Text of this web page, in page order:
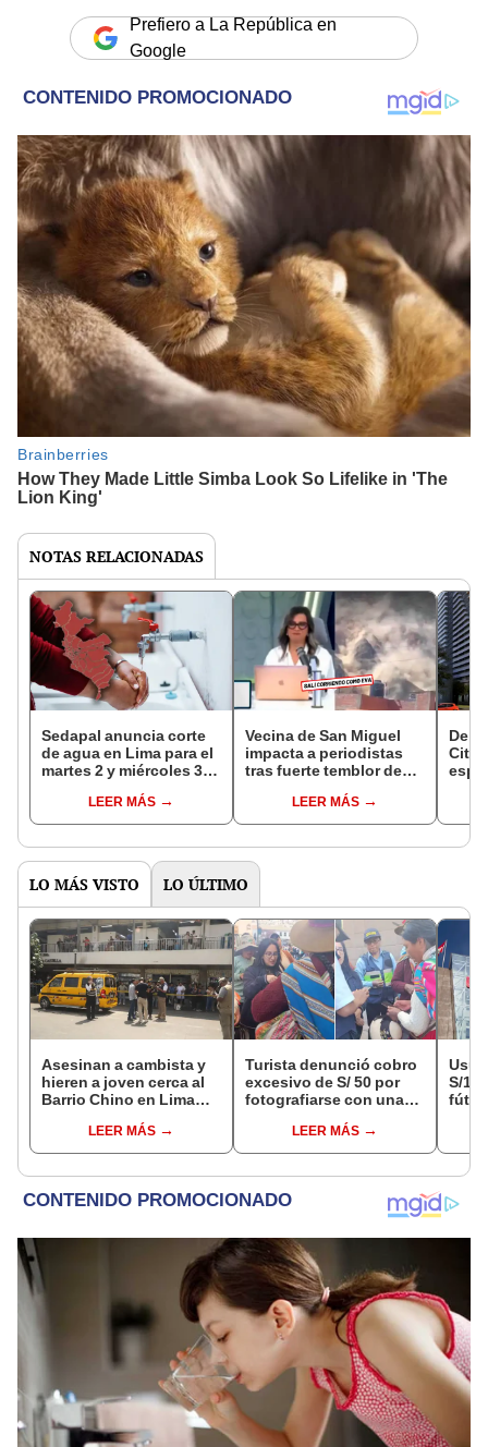
Prefiero a La República en
Google
NOTAS RELACIONADAS
Sedapal anuncia corte
de agua en Lima para el
martes 2 y miércoles 3
de distritos, horarios y
zonas afectadas
LEER MÁS
Vecina de San Miguel
impacta a periodistas
tras fuerte temblor de
y salí corriendo como
Eva"
LEER MÁS
De
City
LO MÁS VISTO LO ÚLTIMO
Asesinan a cambista y
hieren a joven cerca al
Barrio Chino en Lima
sospechoso detenido
LEER MÁS
Turista denunció cobro
excesivo de S/ 50 por
fotografiarse con una
Serenazgo recuperó el
dinero
LEER MÁS
S/